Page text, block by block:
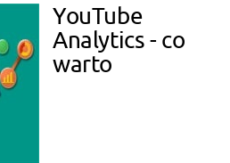
YouTube
Analytics - co
warto